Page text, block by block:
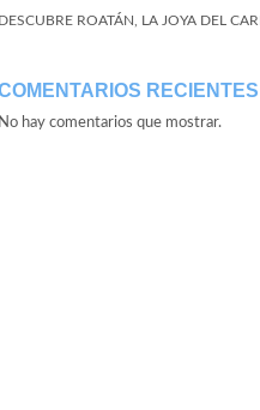
DESCUBRE ROATÁN, LA JOYA DEL
RECIENTES
No hay comentarios que mostrar.